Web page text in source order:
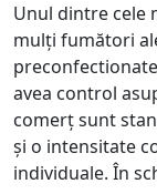
Unul dintre cele
mulți fumători
avea control
comerț sunt
și o intensitate
individuale. În